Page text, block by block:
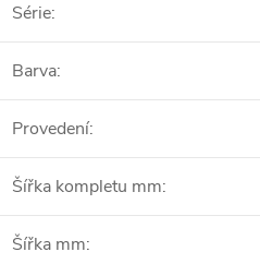
Série:
Barva:
Provedení:
Šířka kompletu mm:
Šířka mm: